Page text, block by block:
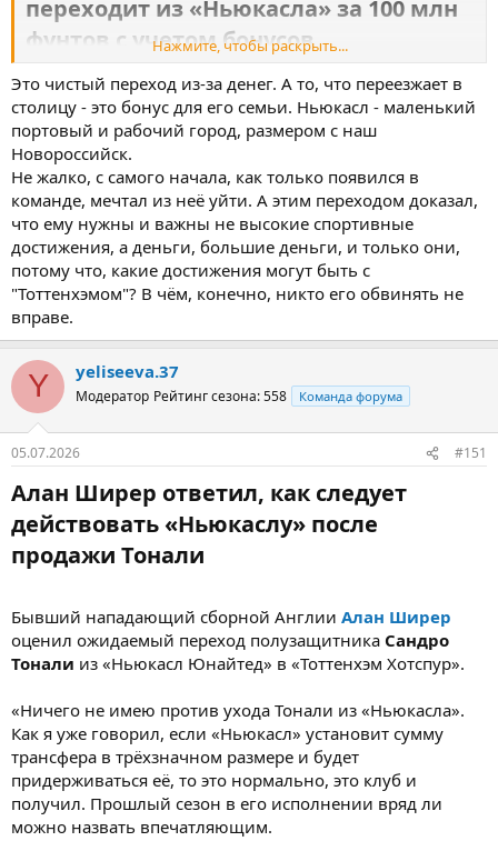
переходит из «Ньюкасла» за 100 млн
фунтов с учетом бонусов​
Тонали подпишет 6-летний контракт с «Тоттенхэмом».
Сандро Тоналиприближается к переходу в «Тоттенхэм».
Ранеесообщалось
« Ньюкасла » за 100 миллионов фунтов с учетом бонусов. По
информации The Athletic, сегодня итальянский футболист
пройдет медосмотр, после чего подпишет шестилетний
контракт.
Sky Sportsпишет, что зарплата хавбека в «Тоттенхэме
275 тысяч фунтов в неделю.
В прошлом сезоне АПЛ Тонали провел 35 матчей и отдал 2
результативных паса.
Нажмите, чтобы раскрыть...
Это чистый переход из-за денег. А то, что переезжает в
столицу - это бонус для его семьи. Ньюкасл - маленький
портовый и рабочий город, размером с наш
Новороссийск.
Не жалко, с самого начала, как только появился в
команде, мечтал из неё уйти. А этим переходом доказал,
что ему нужны и важны не высокие спортивные
достижения, а деньги, большие деньги, и только они,
потому что, какие достижения могут быть с
"Тоттенхэмом"? В чём, конечно, никто его обвинять не
вправе.
Y yeliseeva.37
Модератор Рейтинг сезона: 558 Команда форума
05.07.2026 #151
Алан Ширер ответил, как следует
действовать «Ньюкаслу» после
продажи Тонали​
Бывший нападающий сборной Англии Алан Ширер
оценил ожидаемый переход полузащитника Сандро
Тонали из «Ньюкасл Юнайтед» в «Тоттенхэм Хотспур».
«Ничего не имею против ухода Тонали из «Ньюкасла».
Как я уже говорил, если «Ньюкасл» установит сумму
трансфера в трёхзначном размере и будет
придерживаться её, то это нормально, это клуб и
получил. Прошлый сезон в его исполнении вряд ли
можно назвать впечатляющим.